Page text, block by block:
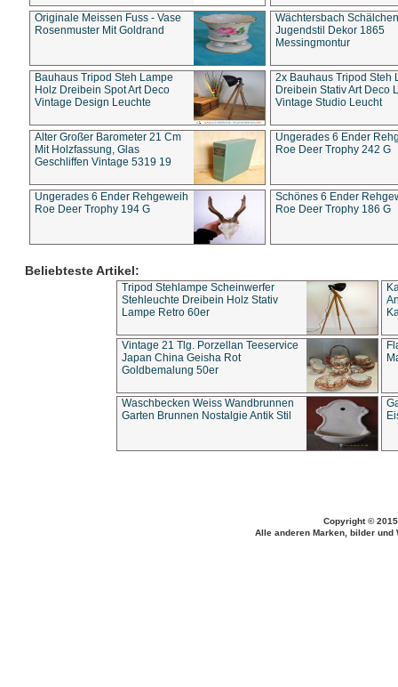
Originale Meissen Fuss - Vase
Rosenmuster Mit Goldrand
Wächtersbach Schälchen
Jugendstil Dekor 1865
Messingmontur
Bauhaus Tripod Steh Lampe
Holz Dreibein Spot Art Deco
Vintage Design Leuchte
2x Bauhaus Tripod Steh
Dreibein Stativ Art Deco
Vintage Studio Leucht
Alter Großer Barometer 21 Cm
Mit Holzfassung, Glas
Geschliffen Vintage 5319 19
Ungerades 6 Ender
Roe Deer Trophy 242 G
Ungerades 6 Ender Rehgeweih
Roe Deer Trophy 194 G
Schönes 6 Ender
Roe Deer Trophy 186 G
Beliebteste Artikel:
Tripod Stehlampe Scheinwerfer
Stehleuchte Dreibein Holz Stativ
Lampe Retro 60er
Vintage 21 Tlg. Porzellan Teeservice
Japan China Geisha Rot
Goldbemalung 50er
Waschbecken Weiss Wandbrunnen
Garten Brunnen Nostalgie Antik Stil
Copyright ©
Alle anderen Marken, bilder und